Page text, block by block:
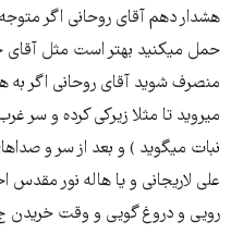
هشدار دهم آقای روحانی اگر
حمل میکنید بهتر است مثل آقای
منصرف شوید آقای روحانی اگر به
میروید تا مثلا زیرکی کرده و سر
نبات میگوید ) و بعد از سر و
علی لاریجانی و یا هاله نور مقدس
رویی و دروغ گویی و وقت خریدن ج